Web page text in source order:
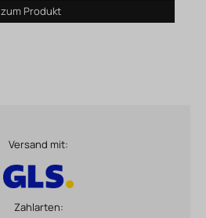
zum Produkt
Versand mit:
Zahlarten: